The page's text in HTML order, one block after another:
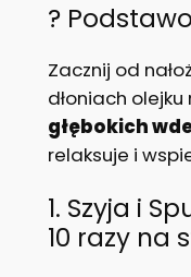
?️
Zacznij od
dłoniach
głębokich
relaksuje i
1. Szyja i
10 razy na